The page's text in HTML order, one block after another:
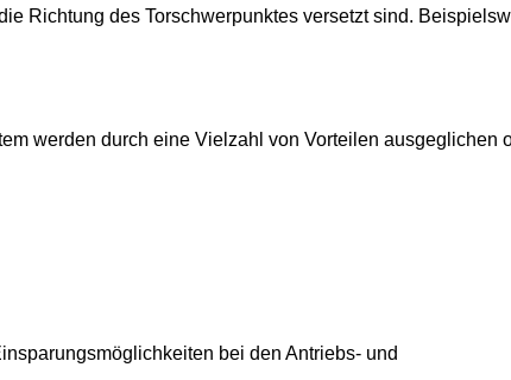
Richtung des Torschwerpunktes versetzt sind.
werden durch eine Vielzahl von Vorteilen ausgeglichen
bei den Antriebs- und